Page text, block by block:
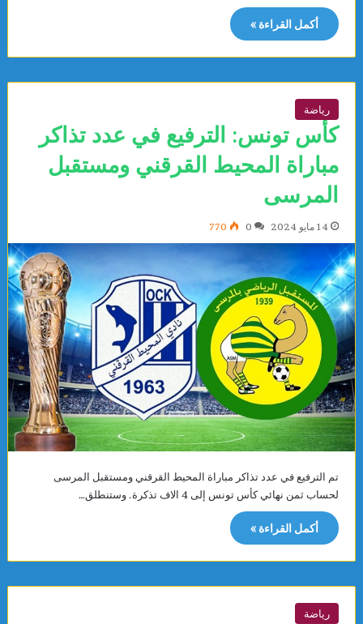
أكمل القراءة »
رياضة
كأس تونس: الترفيع في عدد تذاكر
مباراة المحيط القرقني ومستقبل
المرسى
14 مايو 2024 0
770
تم الترفيع في عدد تذاكر مباراة المحيط القرقني ومستقبل المرسى
لحساب ثمن نهائي كأس تونس إلى 4 الاف تذكرة. وستنطلق…
أكمل القراءة »
رياضة